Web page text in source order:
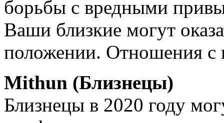
борьбы с вредными
Ваши близкие могут
положении. Отношения с
Mithun (Близнецы)
Близнецы в 2020 году